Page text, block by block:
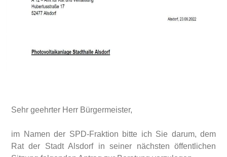
Sehr geehrter Herr Bürgermeister,
im Namen der SPD-Fraktion bitte ich Sie darum, dem
Rat der Stadt Alsdorf in seiner nächsten öffentlichen